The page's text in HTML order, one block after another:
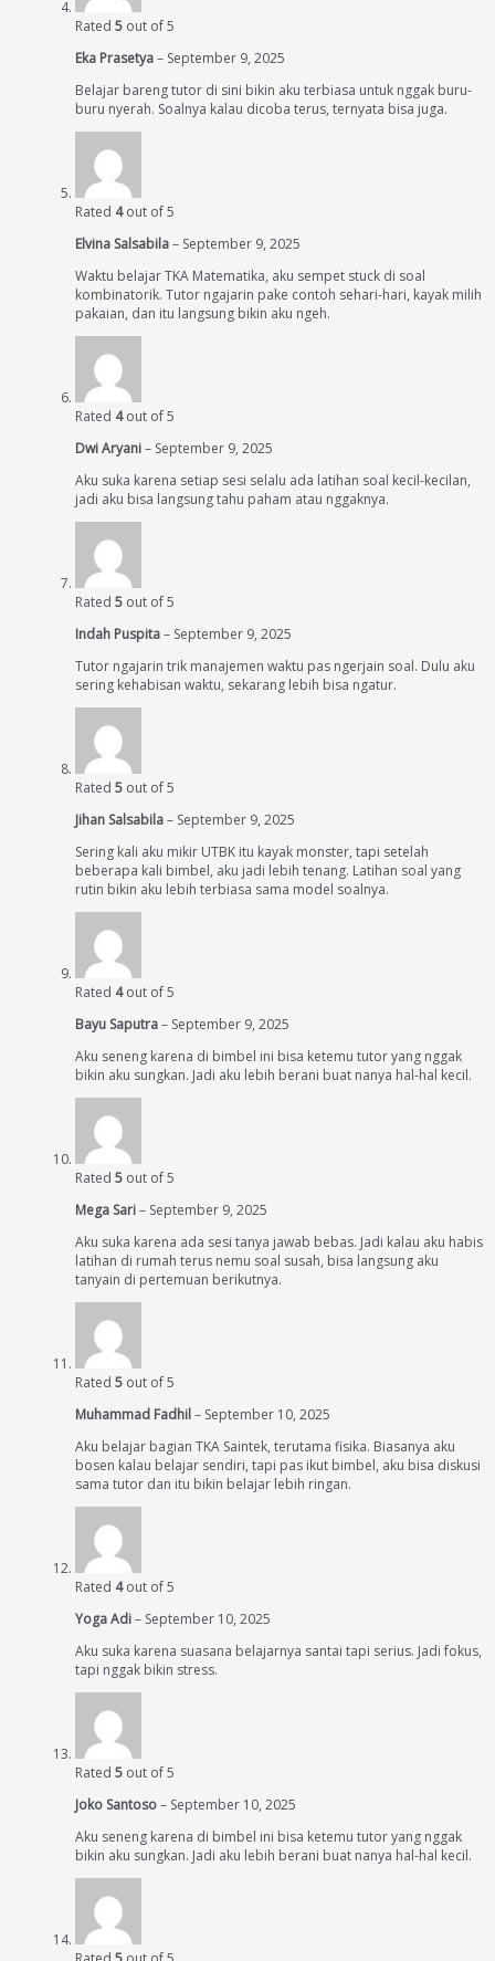
Rated 5 out of 5
Eka Prasetya– September 9, 2025
Belajar bareng tutor di sini bikin aku terbiasa untuk nggak buru-
buru nyerah. Soalnya kalau dicoba terus, ternyata bisa juga.
Rated 4out of 5
Elvina Salsabila– September 9, 2025
Waktu belajar TKA Matematika, aku sempet stuck di soal
kombinatorik. Tutor ngajarin pake contoh sehari-hari, kayak milih
pakaian, dan itu langsung bikin aku ngeh.
Rated 4out of 5
Dwi Aryani– September 9, 2025
Aku suka karena setiap sesi selalu ada latihan soal kecil-kecilan,
jadi aku bisa langsung tahu paham atau nggaknya.
Rated 5 out of 5
Indah Puspita– September 9, 2025
Tutor ngajarin trik manajemen waktu pas ngerjain soal. Dulu aku
sering kehabisan waktu, sekarang lebih bisa ngatur.
Rated 5 out of 5
Jihan Salsabila– September 9, 2025
Sering kali aku mikir UTBK itu kayak monster, tapi setelah
beberapa kali bimbel, aku jadi lebih tenang. Latihan soal yang
rutin bikin aku lebih terbiasa sama model soalnya.
Rated 4out of 5
Bayu Saputra– September 9, 2025
Aku seneng karena di bimbel ini bisa ketemu tutor yang nggak
bikin aku sungkan. Jadi aku lebih berani buat nanya hal-hal kecil.
Rated 5 out of 5
Mega Sari– September 9, 2025
Aku suka karena ada sesi tanya jawab bebas. Jadi kalau aku habis
latihan di rumah terus nemu soal susah, bisa langsung aku
tanyain di pertemuan berikutnya.
Rated 5 out of 5
Muhammad Fadhil– September 10, 2025
Aku belajar bagian TKA Saintek, terutama fisika. Biasanya aku
bosen kalau belajar sendiri, tapi pas ikut bimbel, aku bisa diskusi
sama tutor dan itu bikin belajar lebih ringan.
Rated 4out of 5
Yoga Adi– September 10, 2025
Aku suka karena suasana belajarnya santai tapi serius. Jadi fokus,
tapi nggak bikin stress.
Rated 5 out of 5
Joko Santoso– September 10, 2025
Aku seneng karena di bimbel ini bisa ketemu tutor yang nggak
bikin aku sungkan. Jadi aku lebih berani buat nanya hal-hal kecil.